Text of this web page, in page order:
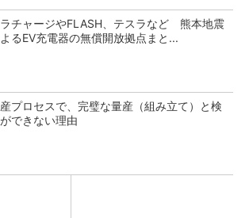
チャージやFLASH、テスラなど 熊本地震
るEV充電器の無償開放拠点まと...
プロセスで、完璧な量産（組み立て）と検
できない理由